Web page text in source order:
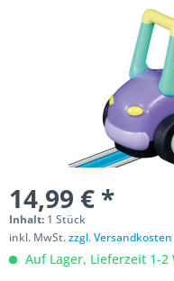
14,99 € *
Inhalt: 1 Stück
inkl. MwSt.zzgl. Versandkosten
Auf Lager, Lieferzeit 1-2